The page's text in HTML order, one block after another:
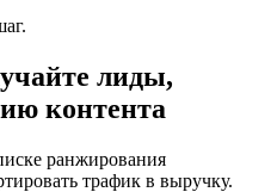
лиды,
контента
ранжирования
трафик в выручку.